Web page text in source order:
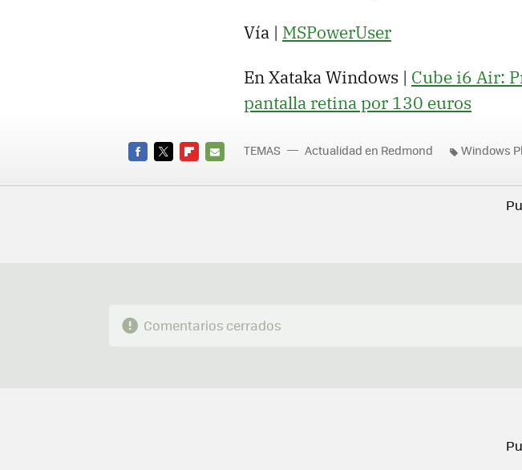
Vía | MSPowerUser
En Xataka Windows | Cube i6 Air:
pantalla retina por 130 euros
MAIL
TEMAS Actualidad en Redmond Windows
Comentarios cerrados